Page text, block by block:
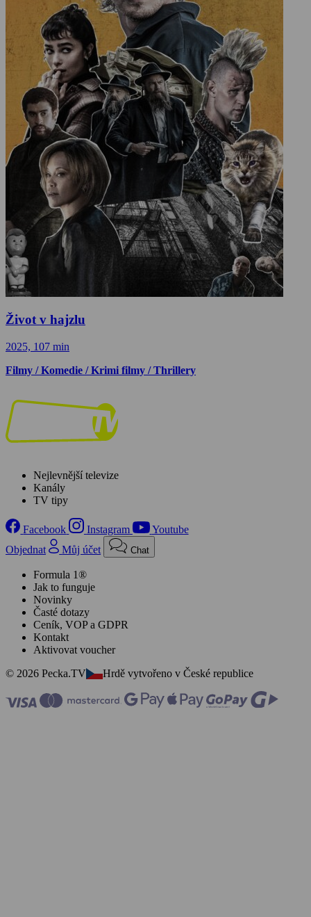
Život v hajzlu
2025, 107 min
Filmy / Komedie / Krimi filmy / Thrillery
Nejlevnější televize
Kanály
TV tipy
Facebook Instagram
Youtube
Objednat
Můj účet Chat
Formula 1®
Jak to funguje
Novinky
Časté dotazy
Ceník, VOP a GDPR
Kontakt
Aktivovat voucher
© 2026 Pecka.TV
Hrdě vytvořeno v České republice